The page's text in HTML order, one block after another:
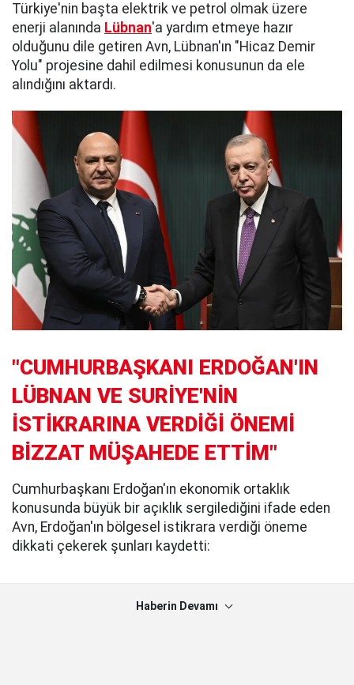
Türkiye'nin başta elektrik ve petrol olmak üzere
enerji alanında Lübnan'a yardım etmeye hazır
olduğunu dile getiren Avn, Lübnan'ın "Hicaz Demir
Yolu" projesine dahil edilmesi konusunun da ele
alındığını aktardı.
"CUMHURBAŞKANI ERDOĞAN'IN
LÜBNAN VE SURİYE'NİN
İSTİKRARINA VERDİĞİ ÖNEMİ
BİZZAT MÜŞAHEDE ETTİM"
Cumhurbaşkanı Erdoğan'ın ekonomik ortaklık
konusunda büyük bir açıklık sergilediğini ifade eden
Avn, Erdoğan'ın bölgesel istikrara verdiği öneme
dikkati çekerek şunları kaydetti:
Haberin Devamı